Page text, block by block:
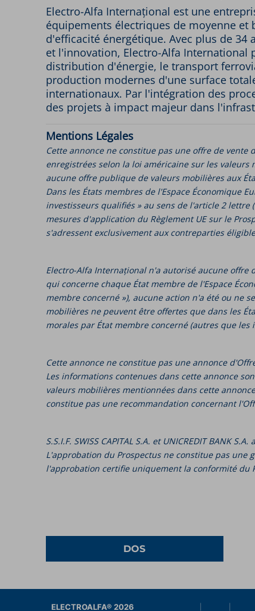
Electro-Alfa Internațional est une
équipements électriques de moyenne et
d'efficacité énergétique. Avec plus de
et l'innovation, Electro-Alfa
distribution d'énergie, le transport
production modernes d'une surface
internationaux. Par l'intégration des
des projets à impact majeur dans
Mentions Légales
Cette annonce ne constitue pas une offre de
enregistrées selon la loi américaine sur les valeurs
aucune offre publique de valeurs mobilières aux
Dans les États membres de l'Espace Économique
investisseurs qualifiés » au sens de l'article 2 lettre
mesures d'application du Règlement UE sur le
s'adressent exclusivement aux contreparties
Electro-Alfa Internațional n'a autorisé aucune offre
qui concerne chaque État membre de l'Espace
membre concerné »), aucune action n'a été ou ne
mobilières ne peuvent être offertes que dans les
morales par État membre concerné (autres que
Cette annonce ne constitue pas une annonce
Les informations contenues dans cette annonce
valeurs mobilières mentionnées dans cette
constitue pas une recommandation concernant
S.S.I.F. SWISS CAPITAL S.A. et UNICREDIT BANK
L'approbation du Prospectus ne constitue pas une
l'approbation certifie uniquement la conformité du
DOS
ELECTROALFA® 2026